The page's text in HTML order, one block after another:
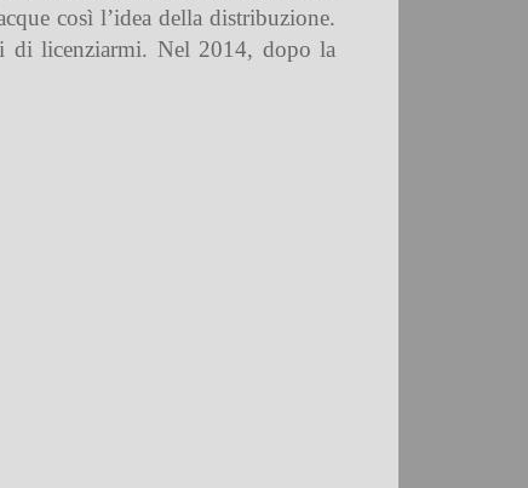
così l’idea della distribuzione.
di licenziarmi. Nel 2014, dopo la